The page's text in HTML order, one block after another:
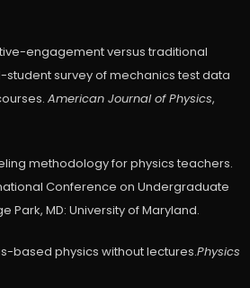
engagement versus traditional
survey of mechanics test data
American Journal of Physics,
methodology for physics teachers.
Conference on Undergraduate
Park, MD: University of Maryland.
based physics without lectures.Physics